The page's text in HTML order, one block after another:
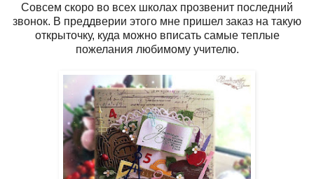
Совсем скоро во всех школах прозвенит последний
звонок. В преддверии этого мне пришел заказ на такую
открыточку, куда можно вписать самые теплые
пожелания любимому учителю.